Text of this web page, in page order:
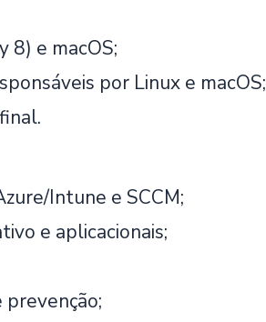
8) e macOS;
por Linux e macOS;
Intune e SCCM;
e aplicacionais;
prevenção;